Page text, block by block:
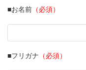
■お名前 （必須）
■フリガナ （必須）